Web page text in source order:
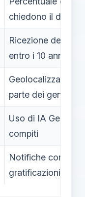
chiedono il divieto
Ricezione del
entro i 10 anni
parte dei genitori
Uso di IA
compiti
Notifiche continue
gratificazioni